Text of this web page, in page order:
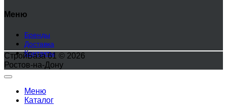
Меню
Бренды
Доставка
Контакты
СтройБаза 61 © 2026
Ростов-на-Дону
Меню
Каталог